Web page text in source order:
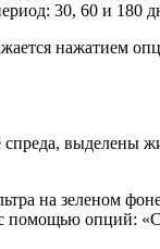
30, 60 и 180
нажатием
на зеленом
помощью опций: